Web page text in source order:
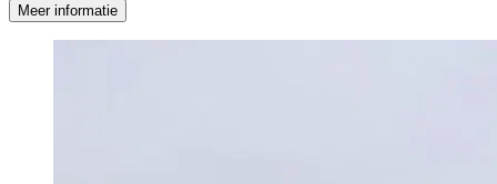
Meer informatie